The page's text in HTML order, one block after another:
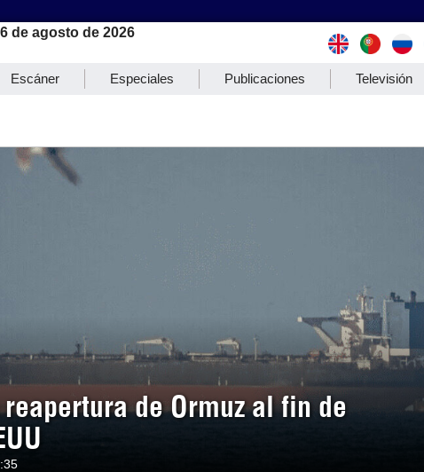
de agosto de 2026
Escáner Especiales Publicaciones Televisión
de Ormuz al fin de